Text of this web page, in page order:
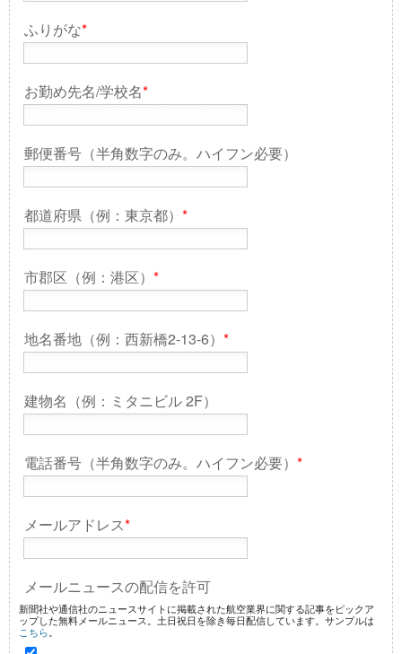
ふりがな*
お勤め先名/学校名*
郵便番号（半角数字のみ。ハイフン必要）
都道府県（例：東京都） *
市郡区（例：港区） *
地名番地（例：西新橋2-13-6） *
建物名（例：ミタニビル 2F）
電話番号（半角数字のみ。ハイフン必要） *
メールアドレス*
メールニュースの配信を許可
新聞社や通信社のニュースサイトに掲載された航空業界に関する記事をピックア
ップした無料メールニュース。土日祝日を除き毎日配信しています。サンプルは
こちら